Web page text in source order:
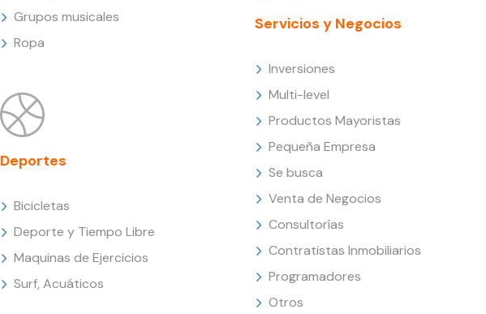
Grupos musicales
Ropa
Deportes
Bicicletas
Deporte y Tiempo Libre
Maquinas de Ejercicios
Surf, Acuáticos
Servicios y Negocios
Inversiones
Multi-level
Productos Mayoristas
Pequeña Empresa
Se busca
Venta de Negocios
Consultorías
Contratistas Inmobiliarios
Programadores
Otros